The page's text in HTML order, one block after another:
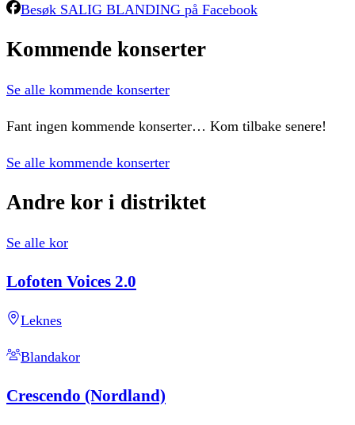
Besøk SALIG BLANDING på Facebook
Kommende konserter
Se alle kommende konserter
Fant ingen kommende konserter… Kom tilbake senere!
Se alle kommende konserter
Andre kor i distriktet
Se alle kor
Lofoten Voices 2.0
Leknes
Blandakor
Crescendo (Nordland)